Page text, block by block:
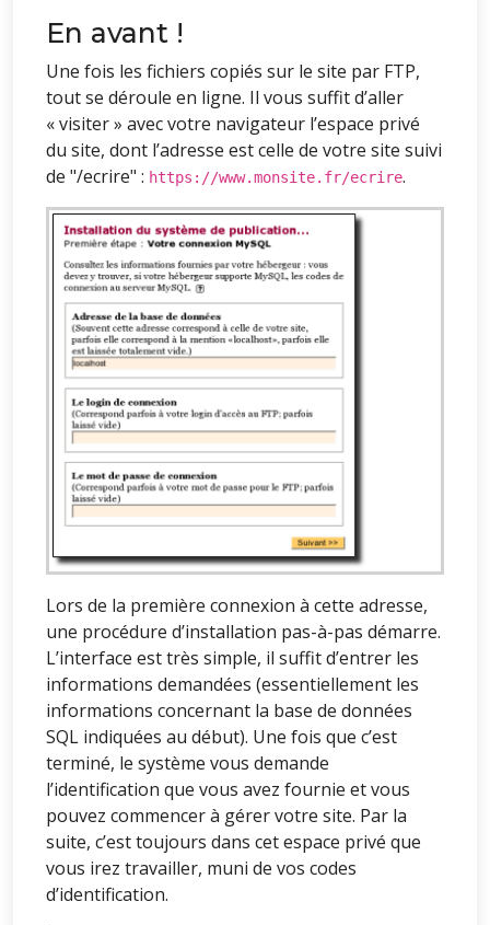
En avant !
Une fois les fichiers copiés sur le site par FTP,
tout se déroule en ligne. Il vous suffit d’aller
« visiter » avec votre navigateur l’espace privé
du site, dont l’adresse est celle de votre site suivi
de "/ecrire" : https://www.monsite.fr/ecrire.
Lors de la première connexion à cette adresse,
une procédure d’installation pas-à-pas démarre.
L’interface est très simple, il suffit d’entrer les
informations demandées (essentiellement les
informations concernant la base de données
SQL indiquées au début). Une fois que c’est
terminé, le système vous demande
l’identification que vous avez fournie et vous
pouvez commencer à gérer votre site. Par la
suite, c’est toujours dans cet espace privé que
vous irez travailler, muni de vos codes
d’identification.